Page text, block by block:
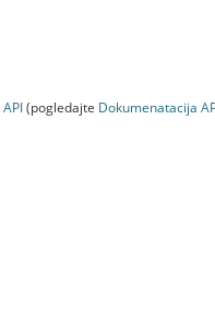
API(pogledajte Dokumenаtаcijа